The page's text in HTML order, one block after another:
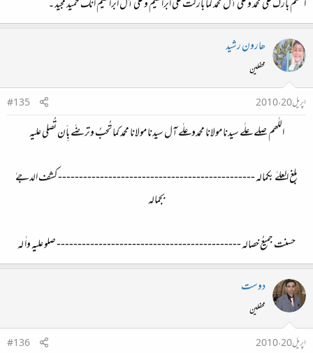
اللھم بارک علی محمد و علی آل محمد کما بارکت علی ابراھیم و علی آل ابراھیم انک حمید مجید ۔
ھارون رشید
محفلین
اپریل 20، 2010
#135
اللٰھم صلے علٰے سیدنا مولانا محمدوعلٰے آل سیدنا مولانا محمد کما تُحبُ وترضٰے بِاَن تُصلی علیہ
بلغ العلےٰ بکمالہ ----------------------------------------------- کشف الدجےٰ
بجمالہ
حسنت جمیعُ خصالہ -------------------------------------------- صلو علیہِ واٰ لہ​
دوست
محفلین
اپریل 20، 2010
#136